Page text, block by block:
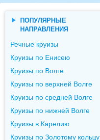
ПОПУЛЯРНЫЕ
НАПРАВЛЕНИЯ
Речные круизы
Круизы по Енисею
Круизы по Волге
Круизы по верхней Волге
Круизы по средней Волге
Круизы по нижней Волге
Круизы в Карелию
Круизы по Золотому кольцу